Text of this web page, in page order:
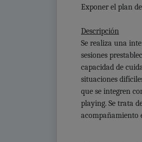
Exponer el plan
Descripción
Se realiza una
sesiones
capacidad de
situaciones
que se integren
playing. Se trata
acompañamiento